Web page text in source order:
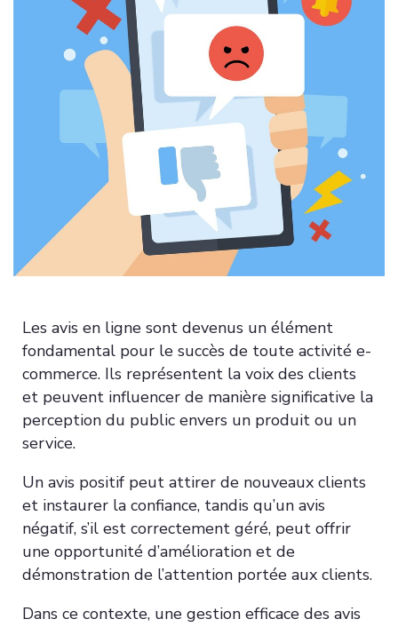
Les avis en ligne sont devenus un élément
fondamental pour le succès de toute activité e-
commerce. Ils représentent la voix des clients
et peuvent influencer de manière significative la
perception du public envers un produit ou un
service.
Un avis positif peut attirer de nouveaux clients
et instaurer la confiance, tandis qu’un avis
négatif, s’il est correctement géré, peut offrir
une opportunité d’amélioration et de
démonstration de l’attention portée aux clients.
Dans ce contexte, une gestion efficace des avis